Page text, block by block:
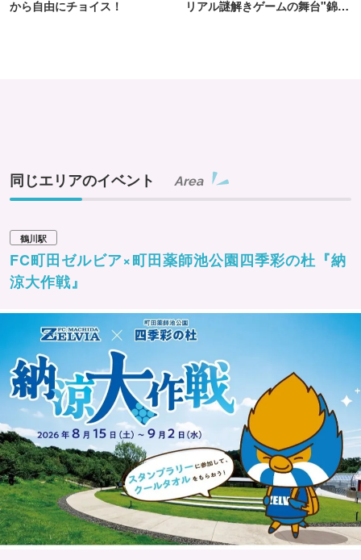
から自由にチョイス！
リアル謎解きゲームの舞台"錦糸
同じエリアのイベント Area
鶴川駅
FC町田ゼルビア×町田薬師池公園四季彩の杜『納
涼大作戦』